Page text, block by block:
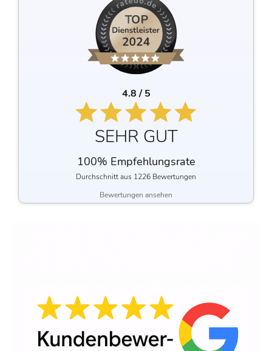
4.8 / 5
SEHR GUT
100% Empfehlungsrate
Durchschnitt aus 1226 Bewertungen
Bewertungen ansehen